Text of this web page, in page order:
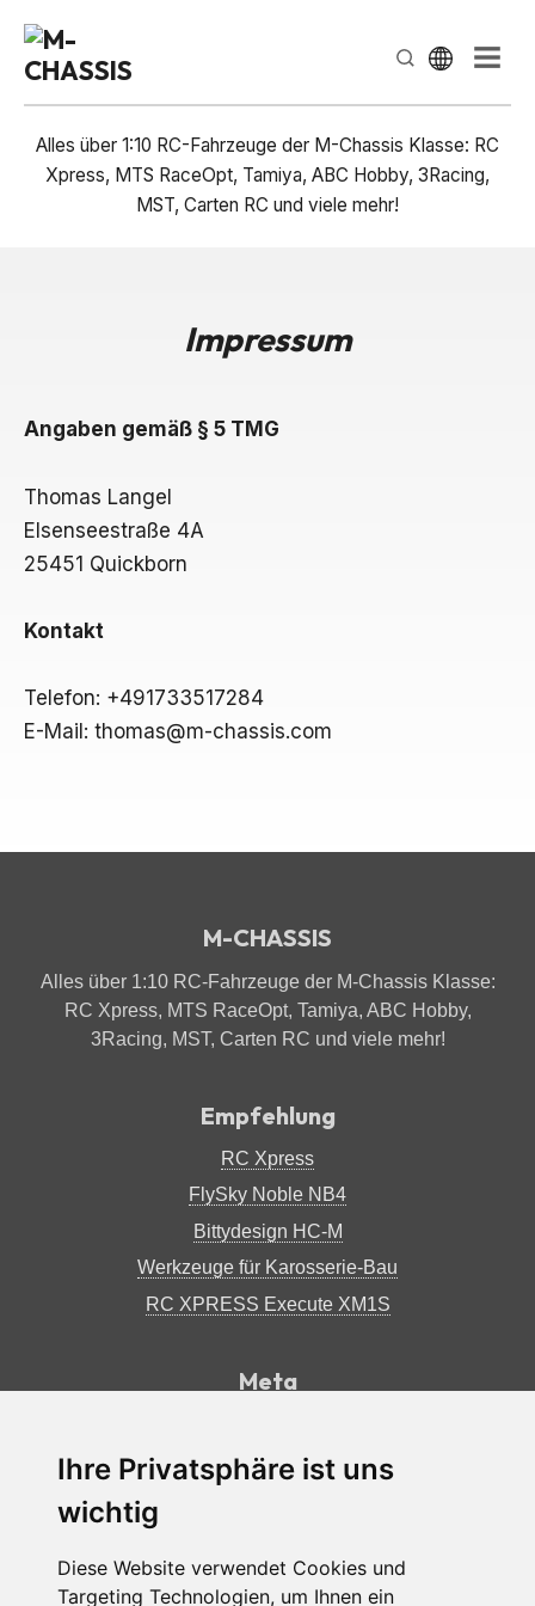
Ihre Privatsphäre ist uns
wichtig
Diese Website verwendet Cookies und
Targeting Technologien, um Ihnen ein
Select
Alles über 1:10 RC-Fahrzeuge der M-Chassis Klasse: RC
Xpress, MTS RaceOpt, Tamiya, ABC Hobby, 3Racing,
MST, Carten RC und viele mehr!
Impressum
Angaben gemäß § 5 TMG
Thomas Langel
Elsenseestraße 4A
25451 Quickborn
Kontakt
Telefon: +491733517284
E-Mail: thomas@m-chassis.com
M-CHASSIS
Alles über 1:10 RC-Fahrzeuge der M-Chassis Klasse:
RC Xpress, MTS RaceOpt, Tamiya, ABC Hobby,
3Racing, MST, Carten RC und viele mehr!
Empfehlung
RC Xpress
FlySky Noble NB4
Bittydesign HC-M
Werkzeuge für Karosserie-Bau
RC XPRESS Execute XM1S
Meta
Datenschutzerklärung
FacebookInstagram
Back